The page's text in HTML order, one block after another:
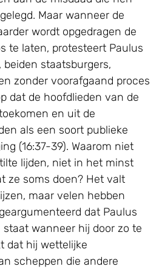
Maar wanneer de
wordt opgedragen de
te laten, protesteert Paulus
beiden staatsburgers,
zonder voorafgaand proces
dat de hoofdlieden van de
en uit de
als een soort publieke
(16:37-39). Waarom niet
lijden, niet in het minst
ze soms doen? Het valt
maar velen hebben
dat Paulus
wanneer hij door zo te
dat hij wettelijke
scheppen die andere